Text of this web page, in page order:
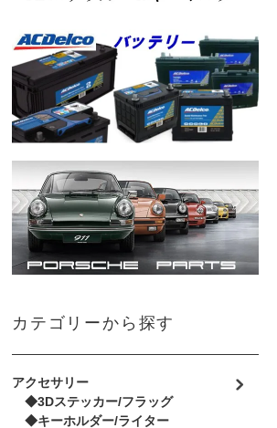
カテゴリーから探す
アクセサリー
◆3Dステッカー/フラッグ
◆キーホルダー/ライター